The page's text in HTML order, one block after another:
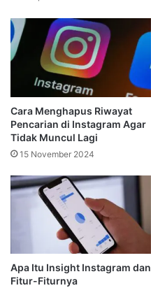
Cara Menghapus Riwayat
Pencarian di Instagram Agar
Tidak Muncul Lagi
15 November 2024
Apa Itu Insight Instagram dan
Fitur-Fiturnya